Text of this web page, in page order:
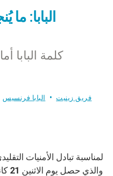
البابا: ما
كلمة البابا
فريق زينيت البابا فرنسيس
لمناسبة تبادل الأمنيات